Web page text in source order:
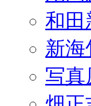
和田
新
写真